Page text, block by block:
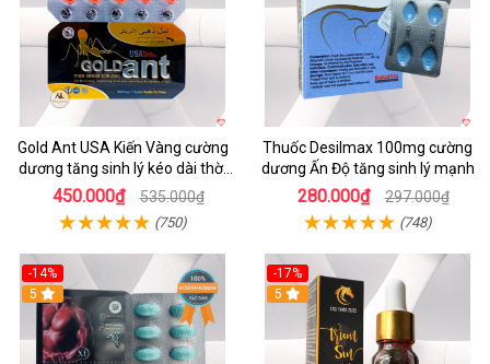
Gold Ant USA Kiến Vàng cường
dương tăng sinh lý kéo dài thời
gian
450.000₫ 535.000₫
(750)
Thuốc Desilmax 100mg cường
dương Ấn Độ tăng sinh lý mạnh
280.000₫ 297.000₫
(748)
-14%
Hot
5
-17%
5